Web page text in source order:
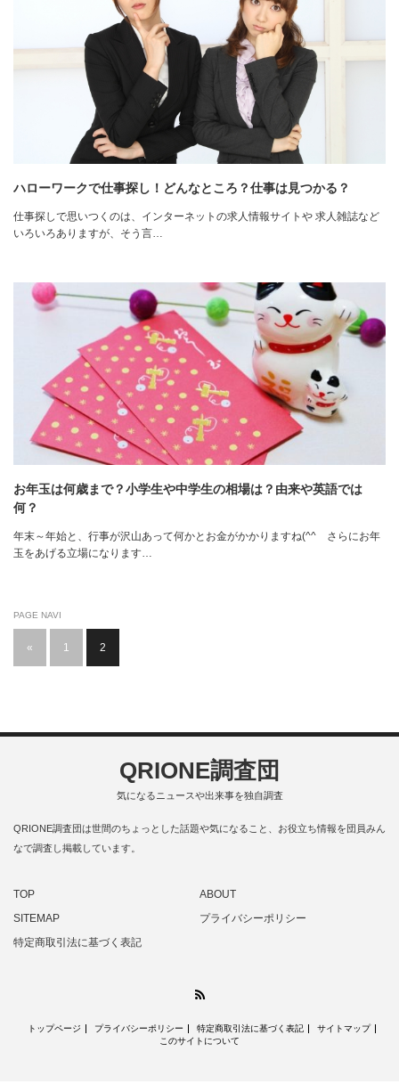
ハローワークで仕事探し！どんなところ？仕事は見つかる？
仕事探しで思いつくのは、インターネットの求人情報サイトや 求人雑誌など
いろいろありますが、そう言…
お年玉は何歳まで？小学生や中学生の相場は？由来や英語では
何？
年末～年始と、行事が沢山あって何かとお金がかかりますね(^^ゞさらにお年
玉をあげる立場になります…
PAGE NAVI
« 1 2
QRIONE調査団
気になるニュースや出来事を独自調査
QRIONE調査団は世間のちょっとした話題や気になること、お役立ち情報を団員みん
なで調査し掲載しています。
TOP
ABOUT
SITEMAP
プライバシーポリシー
特定商取引法に基づく表記
トップページ プライバシーポリシー 特定商取引法に基づく表記
サイトマップ
このサイトについて